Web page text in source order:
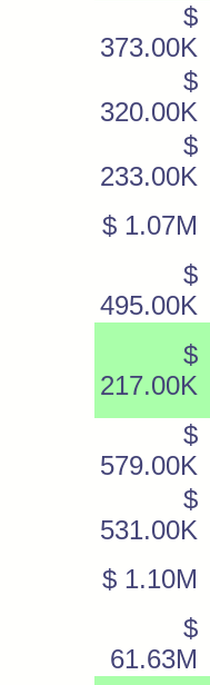
$
373.00K
$
320.00K
$
233.00K
$ 1.07M
$
495.00K
$
217.00K
$
579.00K
$
531.00K
$ 1.10M
$
61.63M